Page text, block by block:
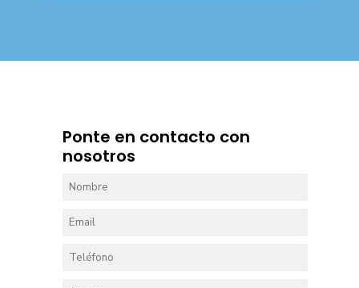
Ponte en contacto con
nosotros